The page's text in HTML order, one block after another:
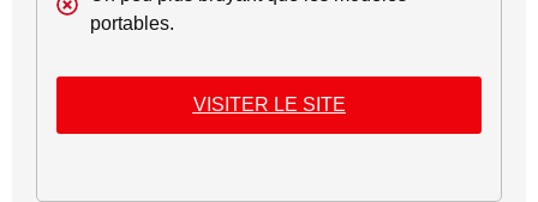
portables.
VISITER LE SITE